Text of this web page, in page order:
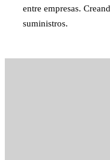
entre empresas.
suministros.